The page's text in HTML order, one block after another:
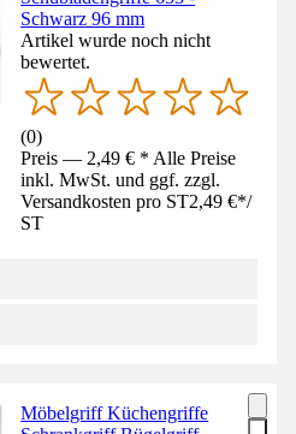
Schwarz 96 mm
Artikel wurde noch nicht
bewertet.
(0)
Preis — 2,49 € * Alle Preise
inkl. MwSt. und ggf. zzgl.
Versandkosten pro ST2,49 €*/
ST
Möbelgriff Küchengriffe